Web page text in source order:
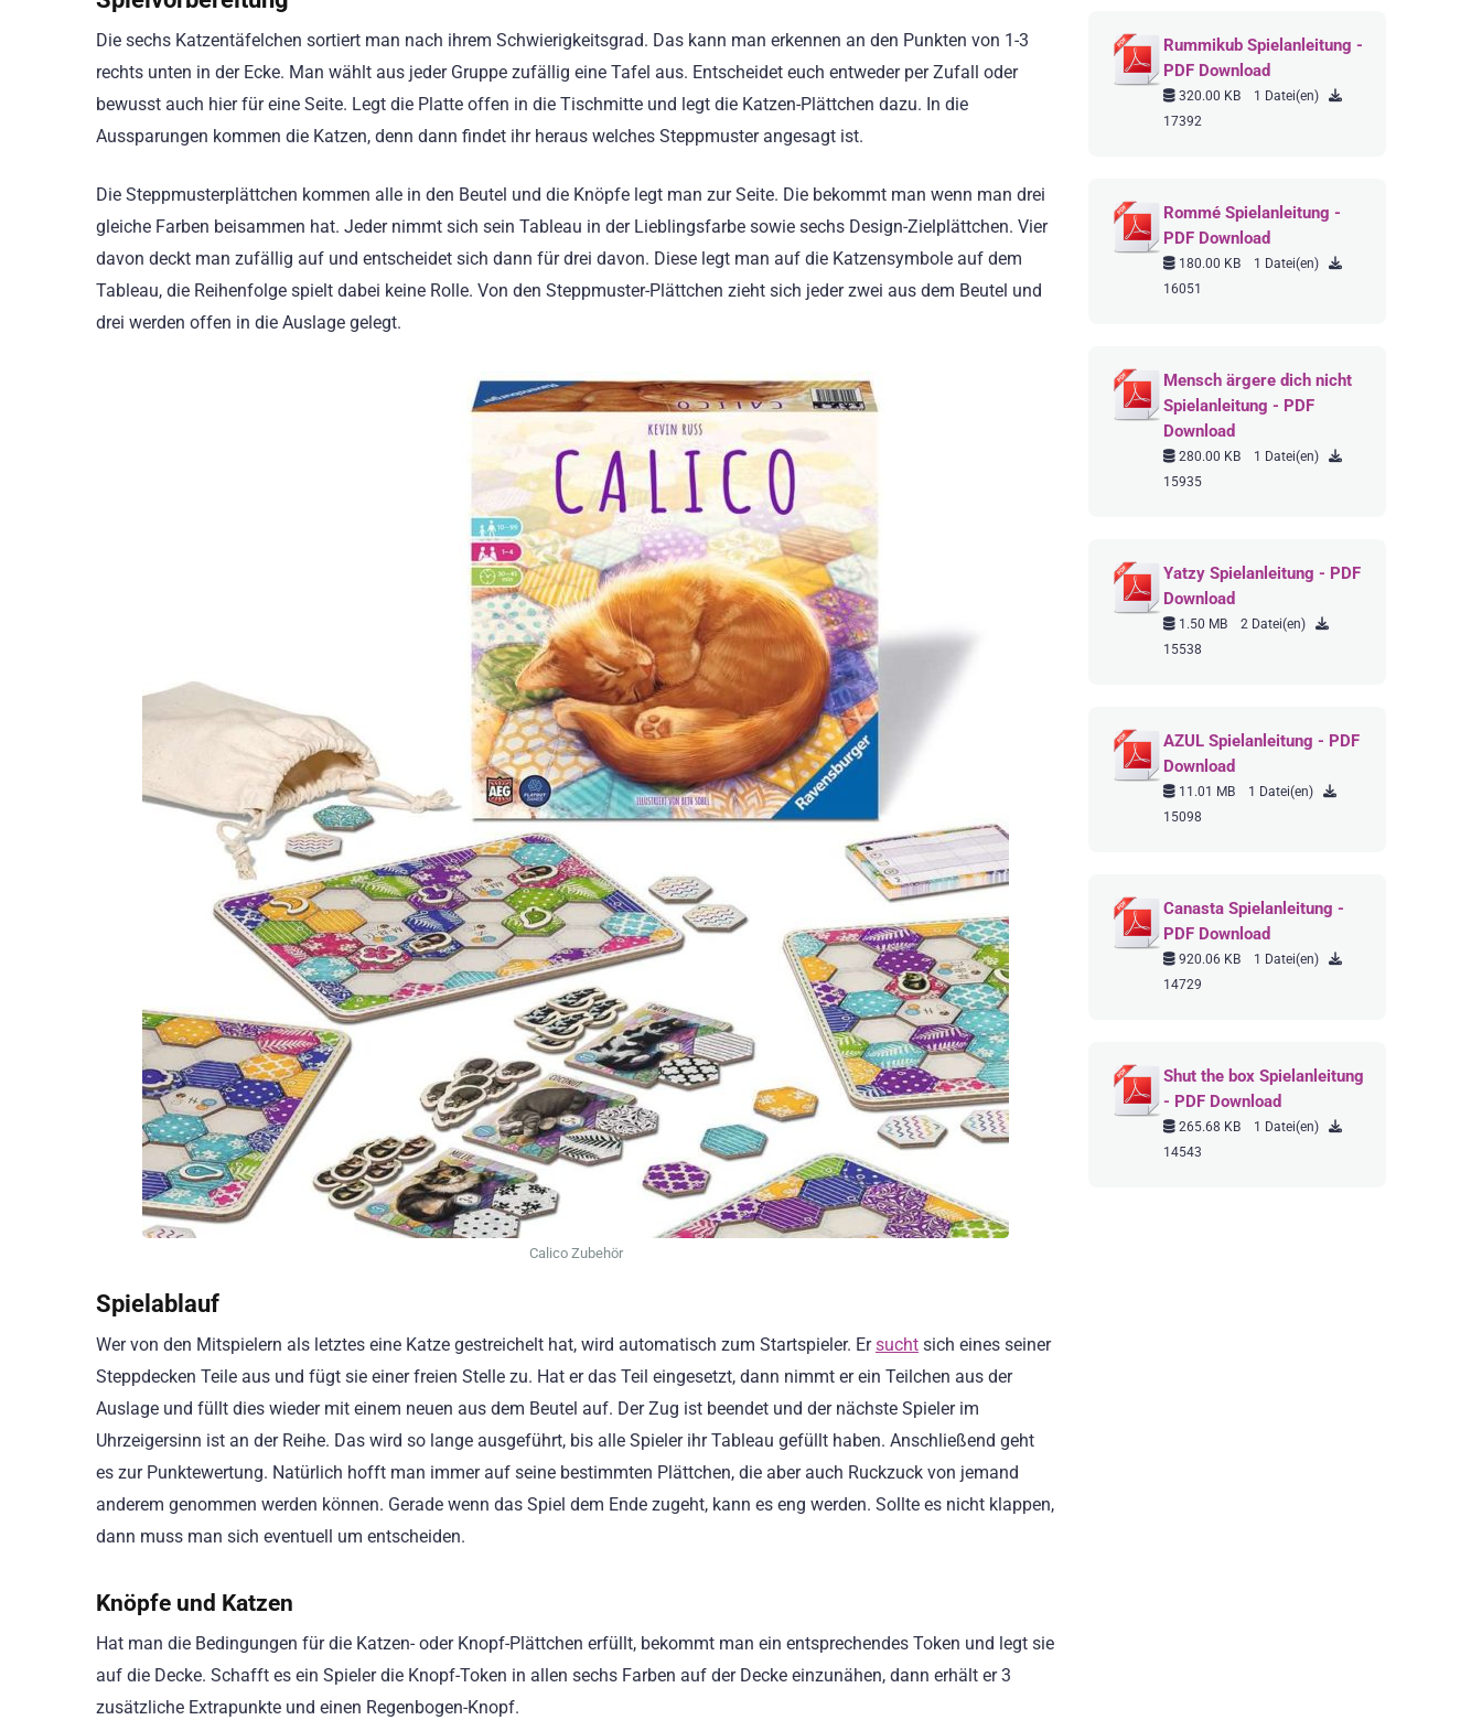
Die sechs Katzentäfelchen sortiert man nach ihrem Schwierigkeitsgrad. Das kann man erkennen an den Punkten von 1-3
rechts unten in der Ecke. Man wählt aus jeder Gruppe zufällig eine Tafel aus. Entscheidet euch entweder per Zufall oder
bewusst auch hier für eine Seite. Legt die Platte offen in die Tischmitte und legt die Katzen-Plättchen dazu. In die
Aussparungen kommen die Katzen, denn dann findet ihr heraus welches Steppmuster angesagt ist.
Die Steppmusterplättchen kommen alle in den Beutel und die Knöpfe legt man zur Seite. Die bekommt man wenn man drei
gleiche Farben beisammen hat. Jeder nimmt sich sein Tableau in der Lieblingsfarbe sowie sechs Design-Zielplättchen. Vier
davon deckt man zufällig auf und entscheidet sich dann für drei davon. Diese legt man auf die Katzensymbole auf dem
Tableau, die Reihenfolge spielt dabei keine Rolle. Von den Steppmuster-Plättchen zieht sich jeder zwei aus dem Beutel und
drei werden offen in die Auslage gelegt.
Calico Zubehör
Spielablauf
Wer von den Mitspielern als letztes eine Katze gestreichelt hat, wird automatisch zum Startspieler. Ersucht sich eines seiner
Steppdecken Teile aus und fügt sie einer freien Stelle zu. Hat er das Teil eingesetzt, dann nimmt er ein Teilchen aus der
Auslage und füllt dies wieder mit einem neuen aus dem Beutel auf. Der Zug ist beendet und der nächste Spieler im
Uhrzeigersinn ist an der Reihe. Das wird so lange ausgeführt, bis alle Spieler ihr Tableau gefüllt haben. Anschließend geht
es zur Punktewertung. Natürlich hofft man immer auf seine bestimmten Plättchen, die aber auch Ruckzuck von jemand
anderem genommen werden können. Gerade wenn das Spiel dem Ende zugeht, kann es eng werden. Sollte es nicht klappen,
dann muss man sich eventuell um entscheiden.
Knöpfe und Katzen
Hat man die Bedingungen für die Katzen- oder Knopf-Plättchen erfüllt, bekommt man ein entsprechendes Token und legt sie
auf die Decke. Schafft es ein Spieler die Knopf-Token in allen sechs Farben auf der Decke einzunähen, dann erhält er 3
zusätzliche Extrapunkte und einen Regenbogen-Knopf.
Rummikub Spielanleitung -
PDF Download
320.00 KB
1 Datei(en)
17392
Rommé Spielanleitung -
PDF Download
180.00 KB
1 Datei(en)
16051
Mensch ärgere dich nicht
Spielanleitung - PDF
Download
280.00 KB
1 Datei(en)
15935
Yatzy Spielanleitung - PDF
Download
1.50 MB
2 Datei(en)
15538
AZUL Spielanleitung - PDF
Download
11.01 MB
1 Datei(en)
15098
Canasta Spielanleitung -
PDF Download
920.06 KB
1 Datei(en)
14729
Shut the box Spielanleitung
- PDF Download
265.68 KB
1 Datei(en)
14543